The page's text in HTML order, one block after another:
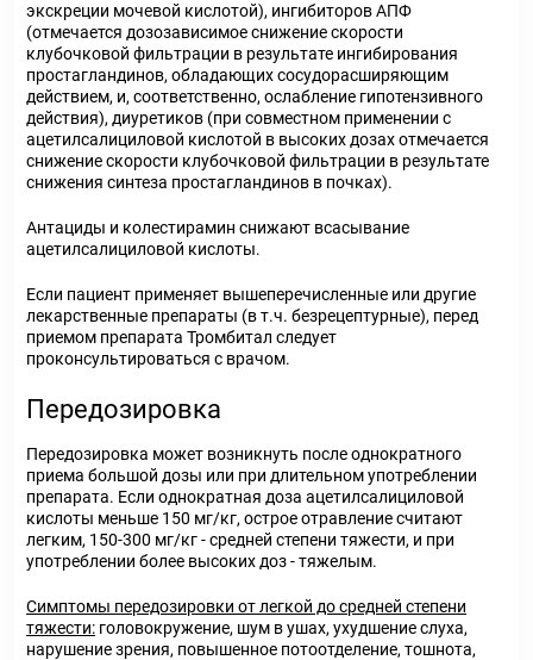
экскреции мочевой кислотой), ингибиторов АПФ
(отмечается дозозависимое снижение скорости
клубочковой фильтрации в результате ингибирования
простагландинов, обладающих сосудорасширяющим
действием, и, соответственно, ослабление гипотензивного
действия), диуретиков (при совместном применении с
ацетилсалициловой кислотой в высоких дозах отмечается
снижение скорости клубочковой фильтрации в результате
снижения синтеза простагландинов в почках).
Антациды и колестирамин снижают всасывание
ацетилсалициловой кислоты.
Если пациент применяет вышеперечисленные или другие
лекарственные препараты (в т.ч. безрецептурные), перед
приемом препарата Тромбитал следует
проконсультироваться с врачом.
Передозировка
Передозировка может возникнуть после однократного
приема большой дозы или при длительном употреблении
препарата. Если однократная доза ацетилсалициловой
кислоты меньше 150 мг/кг, острое отравление считают
легким, 150-300 мг/кг - средней степени тяжести, и при
употреблении более высоких доз - тяжелым.
Симптомы передозировки от легкой до средней степени
тяжести: головокружение, шум в ушах, ухудшение слуха,
нарушение зрения, повышенное потоотделение, тошнота,